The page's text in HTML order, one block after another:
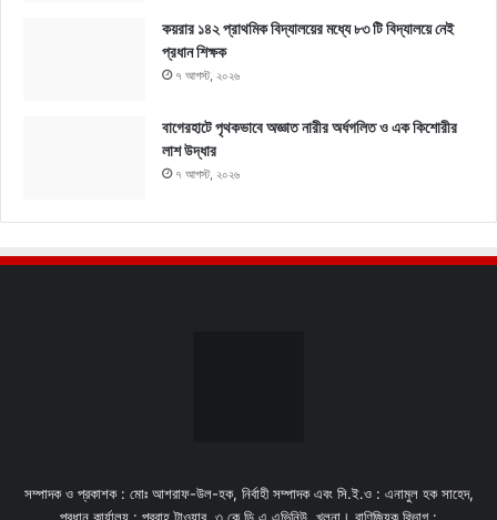
কয়রার ১৪২ প্রাথমিক বিদ্যালয়ের মধ্যে ৮৩ টি বিদ্যালয়ে নেই
প্রধান শিক্ষক
৭ আগস্ট, ২০২৬
বাগেরহাটে পৃথকভাবে অজ্ঞাত নারীর অর্ধগলিত ও এক কিশোরীর
লাশ উদ্ধার
৭ আগস্ট, ২০২৬
সম্পাদক ও প্রকাশক : মোঃ আশরাফ-উল-হক, নির্বাহী সম্পাদক এবং সি.ই.ও : এনামুল হক সাহেদ,